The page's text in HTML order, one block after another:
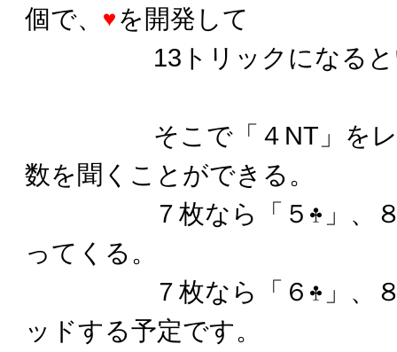
個で、
を開発して
13トリックになるとい
そこで「４NT」をレス
数を聞くことができる。
７枚なら「５
」、
ってくる。
７枚なら「６
」、
ッドする予定です。